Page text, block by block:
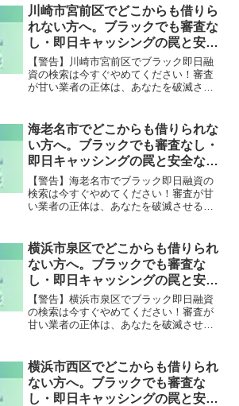
横須賀市で違法業者を避け、借金地獄か
ら抜け出した方々の実体験と確実な解決
策を完全公開。
川崎市宮前区でどこからも借りら
れない方へ。ブラックでも審査な
し・即日キャッシングの罠と安全
な解決策
【警告】川崎市宮前区でブラック即日融
資の検索は今すぐやめてください！審査
が甘い業者の正体は、あなたを破滅させ
す。川崎市宮前区で違法業者を避け、借
金地獄から抜け出した方々の実体験と確
実な解決策を完全公開。
海老名市でどこからも借りられな
い方へ。ブラックでも審査なし・
即日キャッシングの罠と安全な解
決策
【警告】海老名市でブラック即日融資の
検索は今すぐやめてください！審査が甘
い業者の正体は、あなたを破滅させる闇
海老名市で違法業者を避け、借金地獄か
ら抜け出した方々の実体験と確実な解決
策を完全公開。
横浜市泉区でどこからも借りられ
ない方へ。ブラックでも審査な
し・即日キャッシングの罠と安全
な解決策
【警告】横浜市泉区でブラック即日融資
の検索は今すぐやめてください！審査が
甘い業者の正体は、あなたを破滅させる
横浜市泉区で違法業者を避け、借金地獄
から抜け出した方々の実体験と確実な解
決策を完全公開。
横浜市西区でどこからも借りられ
ない方へ。ブラックでも審査な
し・即日キャッシングの罠と安全